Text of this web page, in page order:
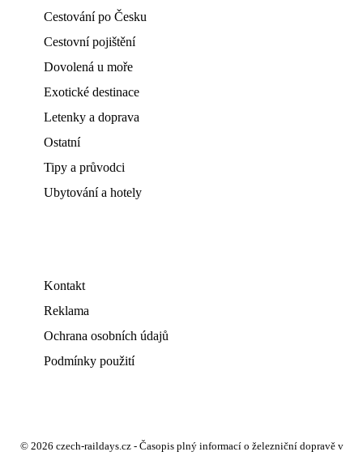
Cestování po Česku
Cestovní pojištění
Dovolená u moře
Exotické destinace
Letenky a doprava
Ostatní
Tipy a průvodci
Ubytování a hotely
Kontakt
Reklama
Ochrana osobních údajů
Podmínky použití
© 2026 czech-raildays.cz - Časopis plný informací o železniční dopravě v